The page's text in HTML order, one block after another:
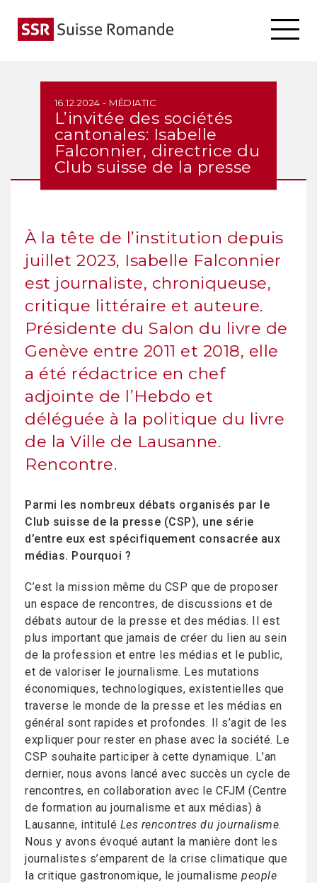
16.12.2024 - MÉDIATIC
L’invitée des sociétés
cantonales: Isabelle
Falconnier, directrice du
Club suisse de la presse
À la tête de l’institution depuis
juillet 2023, Isabelle Falconnier
est journaliste, chroniqueuse,
critique littéraire et auteure.
Présidente du Salon du livre de
Genève entre 2011 et 2018, elle
a été rédactrice en chef
adjointe de l’Hebdo et
déléguée à la politique du livre
de la Ville de Lausanne.
Rencontre.
Parmi les nombreux débats organisés par le
Club suisse de la presse (CSP), une série
d’entre eux est spécifiquement consacrée aux
médias. Pourquoi ?
C’est la mission même du CSP que de proposer
un espace de rencontres, de discussions et de
débats autour de la presse et des médias. Il est
plus important que jamais de créer du lien au sein
de la profession et entre les médias et le public,
et de valoriser le journalisme. Les mutations
économiques, technologiques, existentielles que
traverse le monde de la presse et les médias en
général sont rapides et profondes. Il s’agit de les
expliquer pour rester en phase avec la société. Le
CSP souhaite participer à cette dynamique. L’an
dernier, nous avons lancé avec succès un cycle de
rencontres, en collaboration avec le CFJM (Centre
de formation au journalisme et aux médias) à
Lausanne, intitulé Les rencontres du journalisme.
Nous y avons évoqué autant la manière dont les
journalistes s’emparent de la crise climatique que
la critique gastronomique, le journalisme people